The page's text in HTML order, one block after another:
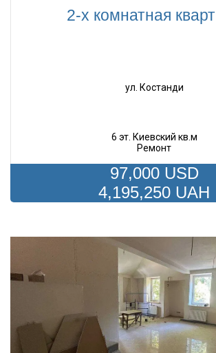
2-х комнатная
ул. Костанди
6 эт. Киевский кв.м
Ремонт
97,000 USD
4,195,250 UAH